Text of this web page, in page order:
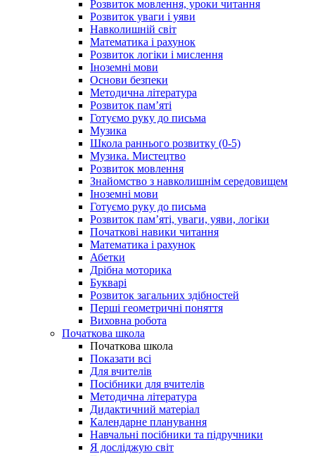
Розвиток мовлення, уроки читання
Розвиток уваги і уяви
Навколишній світ
Математика і рахунок
Розвиток логіки і мислення
Іноземні мови
Основи безпеки
Методична література
Розвиток пам’яті
Готуємо руку до письма
Музика
Школа раннього розвитку (0-5)
Музика. Мистецтво
Розвиток мовлення
Знайомство з навколишнім середовищем
Іноземні мови
Готуємо руку до письма
Розвиток пам’яті, уваги, уяви, логіки
Початкові навики читання
Математика і рахунок
Абетки
Дрібна моторика
Букварі
Розвиток загальних здібностей
Перші геометричні поняття
Виховна робота
Початкова школа
Початкова школа
Показати всі
Для вчителів
Посібники для вчителів
Методична література
Дидактичний матеріал
Календарне планування
Навчальні посібники та підручники
Я досліджую світ